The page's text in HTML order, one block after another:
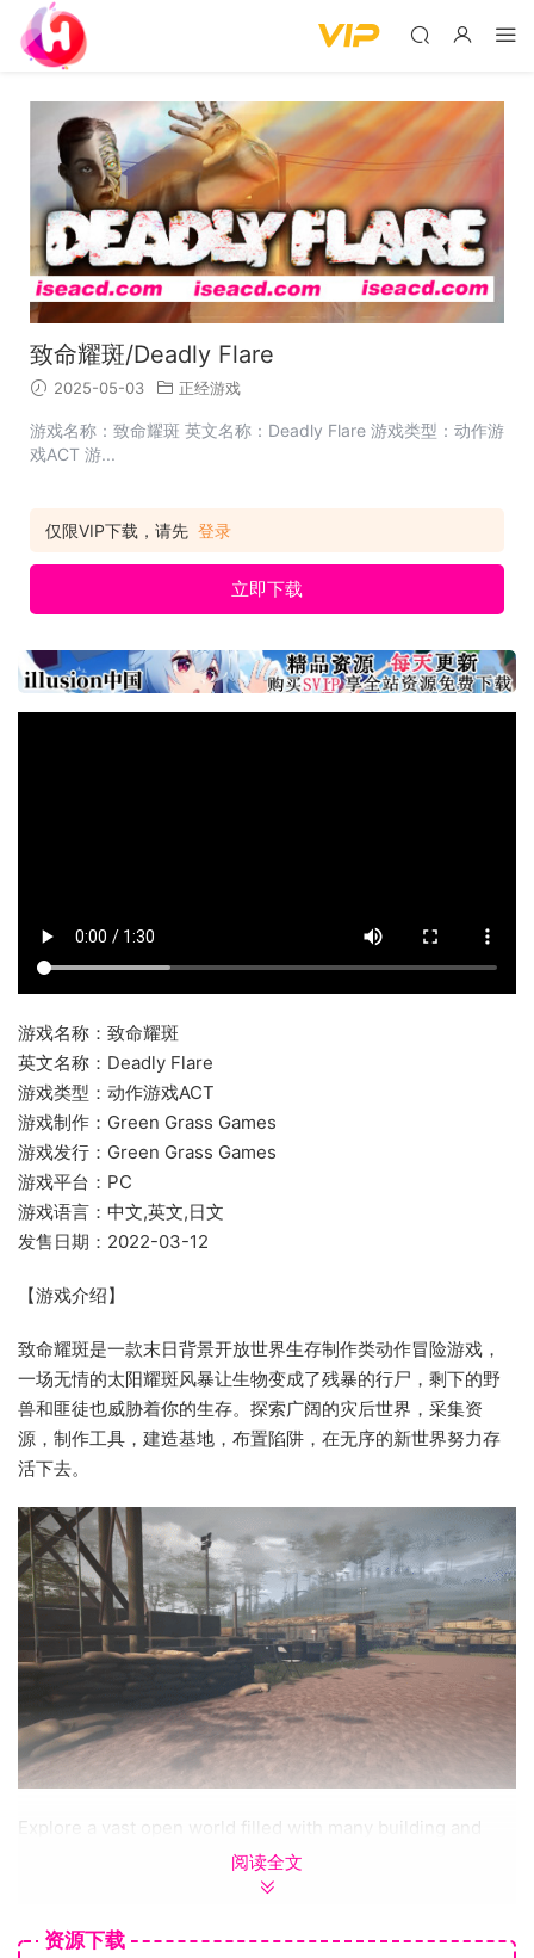
致命耀斑/Deadly Flare
2025-05-03 正经游戏
游戏名称：致命耀斑 英文名称：Deadly Flare 游戏类型：动作游
戏ACT 游...
仅限VIP下载，请先 登录
立即下载
游戏名称：致命耀斑
英文名称：Deadly Flare
游戏类型：动作游戏ACT
游戏制作：Green Grass Games
游戏发行：Green Grass Games
游戏平台：PC
游戏语言：中文,英文,日文
发售日期：2022-03-12
【游戏介绍】
致命耀斑是一款末日背景开放世界生存制作类动作冒险游戏，
一场无情的太阳耀斑风暴让生物变成了残暴的行尸，剩下的野
兽和匪徒也威胁着你的生存。探索广阔的灾后世界，采集资
源，制作工具，建造基地，布置陷阱，在无序的新世界努力存
活下去。
Explore a vast open world filled with many building and
areas. Explore distinct places with special items to loot and
fight the bloodthirsty monsters or the armed bandits.
阅读全文
资源下载